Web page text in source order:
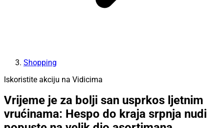
Shopping
Iskoristite akciju na Vidicima
Vrijeme je za bolji san usprkos ljetnim
vrućinama: Hespo do kraja srpnja nudi